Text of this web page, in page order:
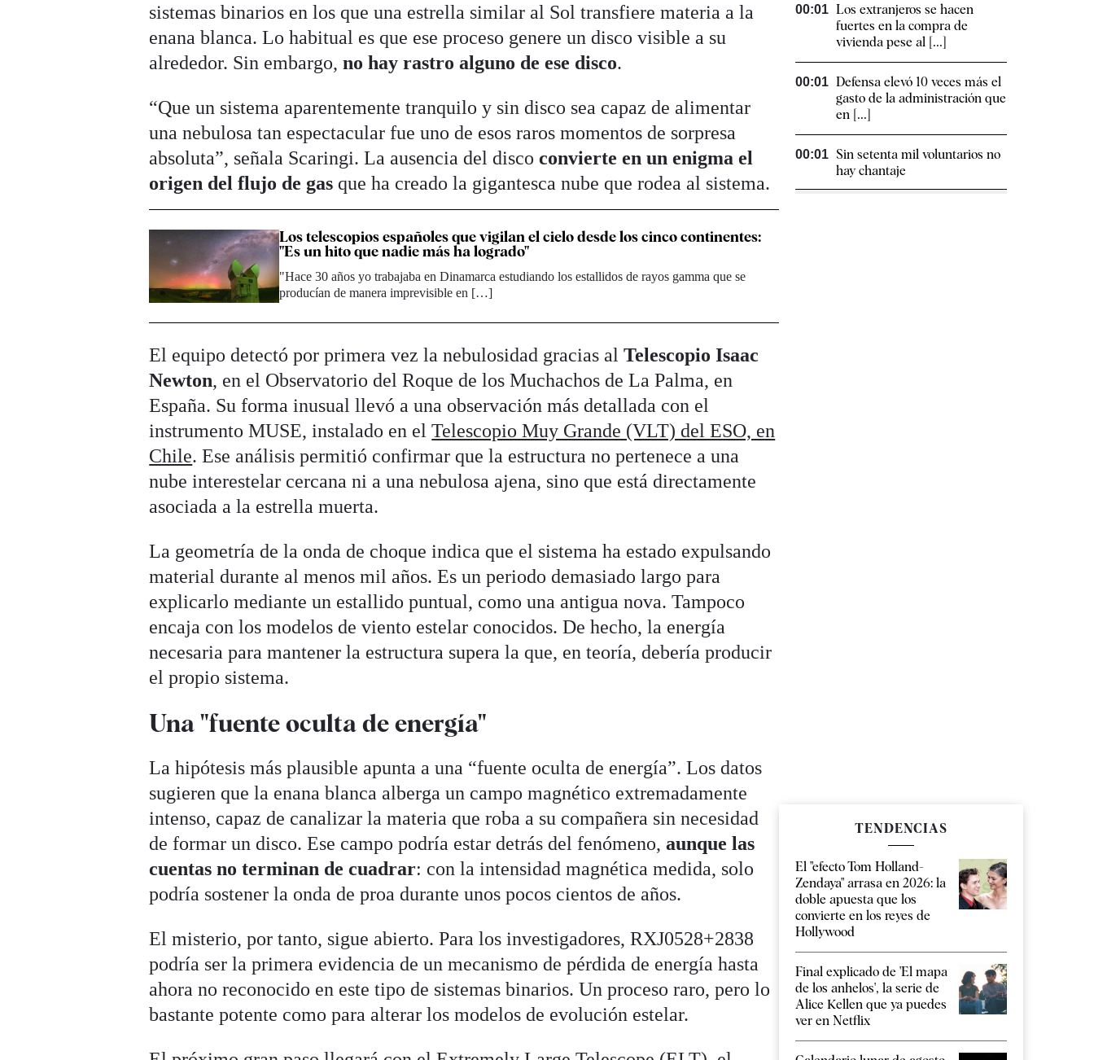
sistemas binarios en los que una estrella similar al Sol transfiere materia a la
enana blanca. Lo habitual es que ese proceso genere un disco visible a su
alrededor. Sin embargo,no hay rastro alguno de ese disco.
“Que un sistema aparentemente tranquilo y sin disco sea capaz de alimentar
una nebulosa tan espectacular fue uno de esos raros momentos de sorpresa
absoluta”, señala Scaringi. La ausencia del discoconvierte en un enigma el
origen del flujo de gas que ha creado la gigantesca nube que rodea al sistema.
Los telescopios españoles que vigilan el cielo desde los cinco continentes:
"Es un hito que nadie más ha logrado"
"Hace 30 años yo trabajaba en Dinamarca estudiando los estallidos de rayos gamma que se
producían de manera imprevisible en […]
El equipo detectó por primera vez la nebulosidad gracias al Telescopio Isaac
Newton, en el Observatorio del Roque de los Muchachos de La Palma, en
España. Su forma inusual llevó a una observación más detallada con el
instrumento MUSE, instalado en elTelescopio Muy Grande (VLT) del ESO, en
Chile. Ese análisis permitió confirmar que la estructura no pertenece a una
nube interestelar cercana ni a una nebulosa ajena, sino que está directamente
asociada a la estrella muerta.
La geometría de la onda de choque indica que el sistema ha estado expulsando
material durante al menos mil años. Es un periodo demasiado largo para
explicarlo mediante un estallido puntual, como una antigua nova. Tampoco
encaja con los modelos de viento estelar conocidos. De hecho, la energía
necesaria para mantener la estructura supera la que, en teoría, debería producir
el propio sistema.
Una "fuente oculta de energía"
La hipótesis más plausible apunta a una “fuente oculta de energía”. Los datos
sugieren que la enana blanca alberga un campo magnético extremadamente
intenso, capaz de canalizar la materia que roba a su compañera sin necesidad
de formar un disco. Ese campo podría estar detrás del fenómeno,aunque las
cuentas no terminan de cuadrar: con la intensidad magnética medida, solo
podría sostener la onda de proa durante unos pocos cientos de años.
El misterio, por tanto, sigue abierto. Para los investigadores, RXJ0528+2838
podría ser la primera evidencia de un mecanismo de pérdida de energía hasta
ahora no reconocido en este tipo de sistemas binarios. Un proceso raro, pero lo
bastante potente como para alterar los modelos de evolución estelar.
00:01 Los extranjeros se hacen
fuertes en la compra de
vivienda pese al [...]
00:01 Defensa elevó 10 veces más el
gasto de la administración que
en [...]
00:01 Sin setenta mil voluntarios no
hay chantaje
TENDENCIAS
El "efecto Tom Holland-
Zendaya" arrasa en 2026: la
doble apuesta que los
convierte en los reyes de
Hollywood
Final explicado de 'El mapa
de los anhelos', la serie de
Alice Kellen que ya puedes
ver en Netflix